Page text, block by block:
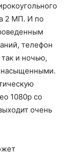
2 МП. И по
телефон
и ночью,
1080p со
очень